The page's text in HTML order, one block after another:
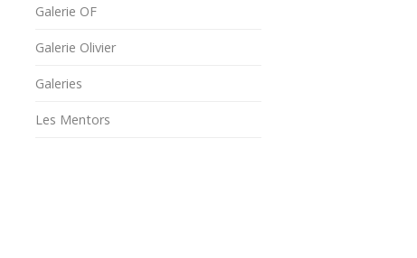
Galerie OF
Galerie Olivier
Galeries
Les Mentors